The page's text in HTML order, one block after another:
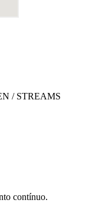
/ STREAMS
contínuo.